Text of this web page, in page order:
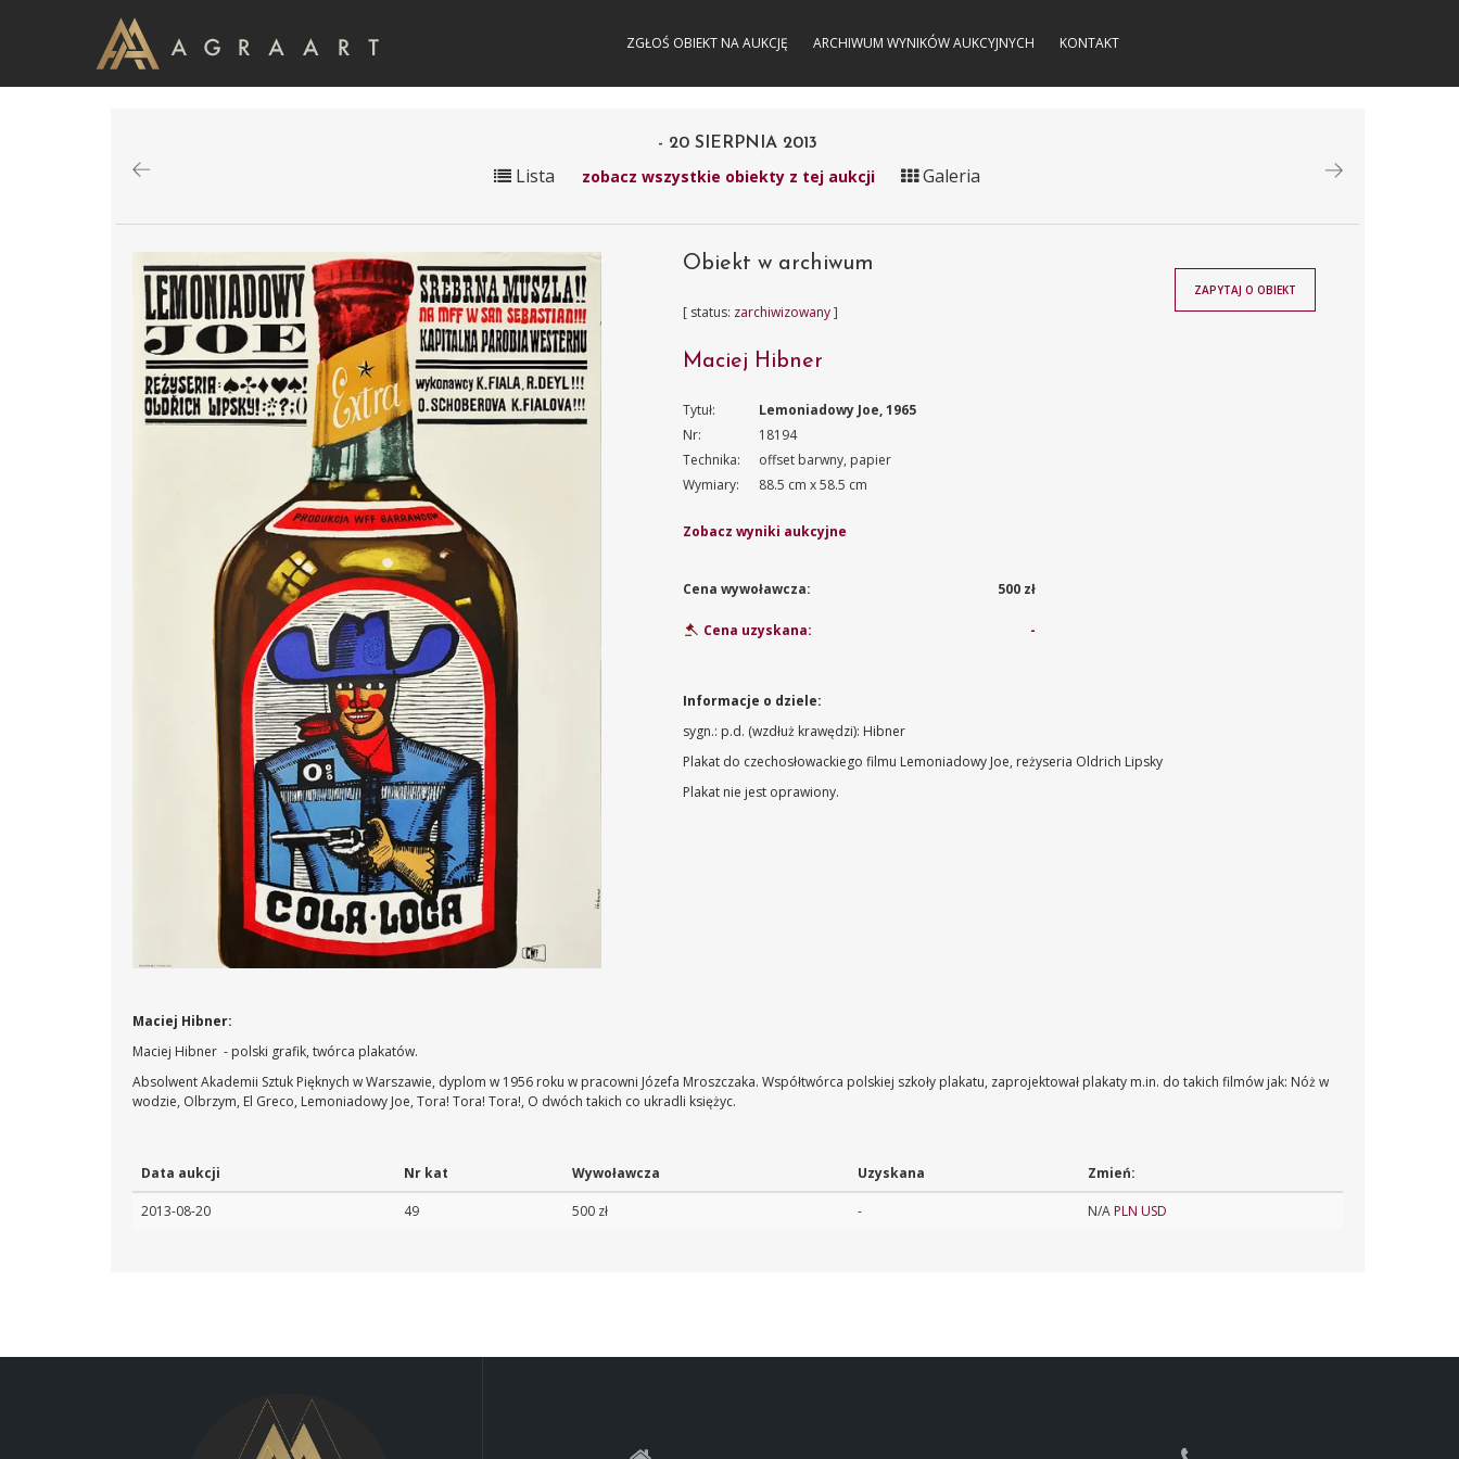
ZGŁOŚ OBIEKT NA AUKCJĘ ARCHIWUM WYNIKÓW AUKCYJNYCH KONTAKT
- 20 SIERPNIA 2013
Lista zobacz wszystkie obiekty z tej aukcji Galeria
Obiekt w archiwum
[ status: zarchiwizowany]
Maciej Hibner
Tytuł:
Lemoniadowy Joe, 1965
Nr:
18194
Technika:
offset barwny, papier
Wymiary:
88.5 cm x 58.5 cm
Zobacz wyniki aukcyjne
Cena wywoławcza: 500 zł
Cena uzyskana: -
ZAPYTAJ O OBIEKT
Informacje o dziele:
sygn.: p.d. (wzdłuż krawędzi): Hibner
Plakat do czechosłowackiego filmu Lemoniadowy Joe, reżyseria Oldrich Lipsky
Plakat nie jest oprawiony.
Maciej Hibner:
Maciej Hibner - polski grafik, twórca plakatów.
Absolwent Akademii Sztuk Pięknych w Warszawie, dyplom w 1956 roku w pracowni Józefa Mroszczaka. Współtwórca polskiej szkoły plakatu, zaprojektował plakaty m.in. do takich filmów jak: Nóż w
wodzie, Olbrzym, El Greco, Lemoniadowy Joe, Tora! Tora! Tora!, O dwóch takich co ukradli księżyc.
Data aukcji Nr kat Wywoławcza Uzyskana Zmień:
2013-08-20 49 500 zł - N/APLN USD